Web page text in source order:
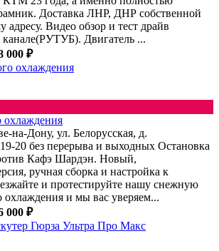
Доставка ЛНР, ДНР собственной
Видео обзор и тест драйв
Двигатель ...
000 ₽
охлаждения
на-Дону, ул. Белорусская, д.
20 без перерыва и выходных Остановка
Кафэ Шардэн. Новый,
ручная сборка и настройка к
и протестируйте нашу снежную
и мы вас уверяем...
000 ₽